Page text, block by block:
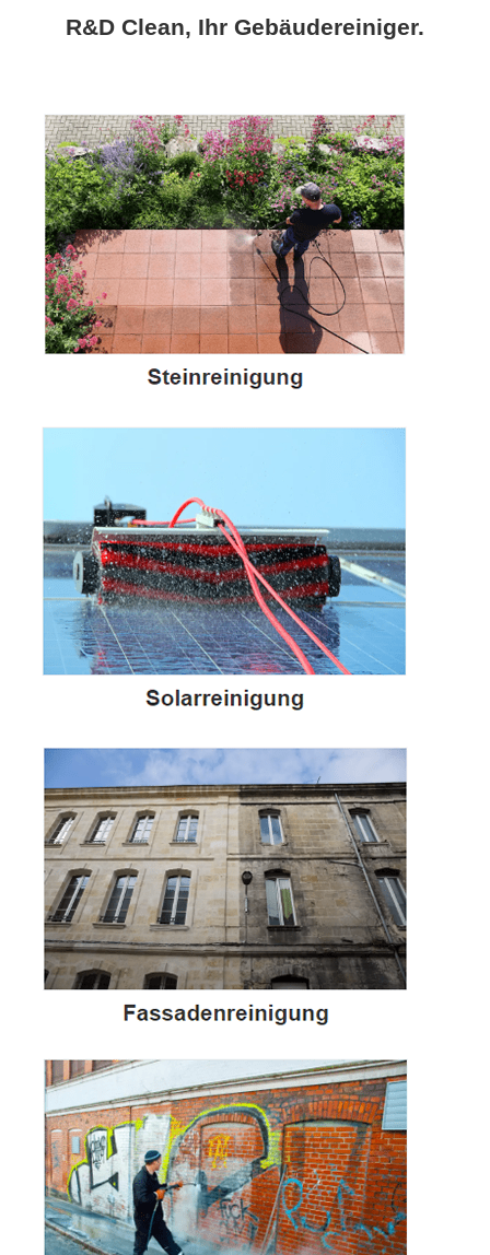
R&D Clean, Ihr Gebäudereiniger.